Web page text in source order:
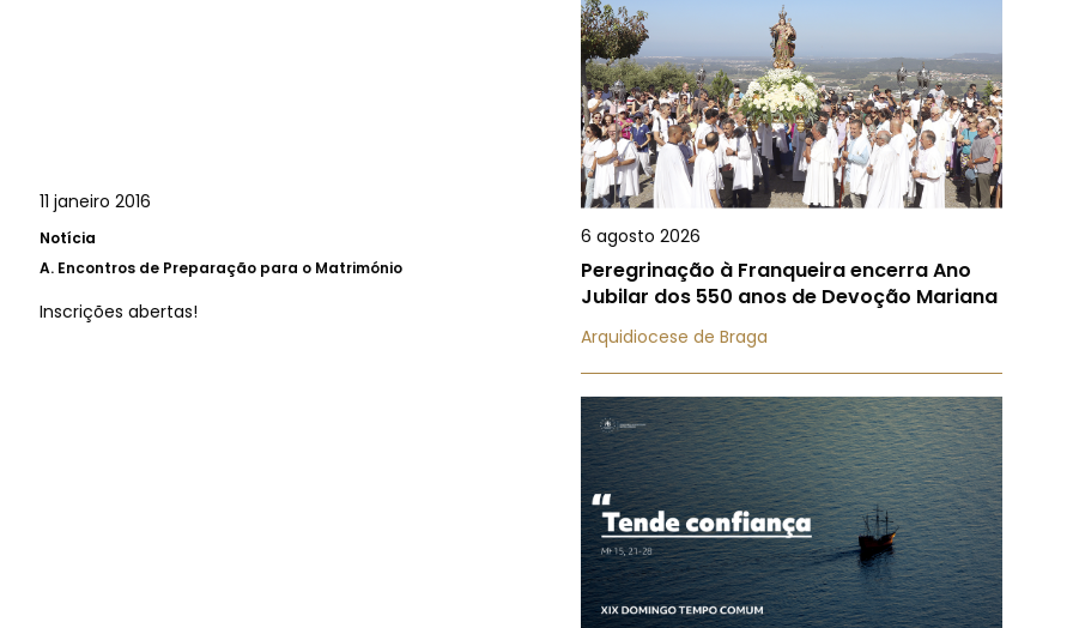
11 janeiro 2016
Notícia
A. Encontros de Preparação para o Matrimónio
Inscrições abertas!
6 agosto 2026
Peregrinação à Franqueira encerra Ano
Jubilar dos 550 anos de Devoção Mariana
Arquidiocese de Braga